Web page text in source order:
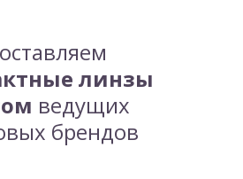
линзы
ведущих
брендов